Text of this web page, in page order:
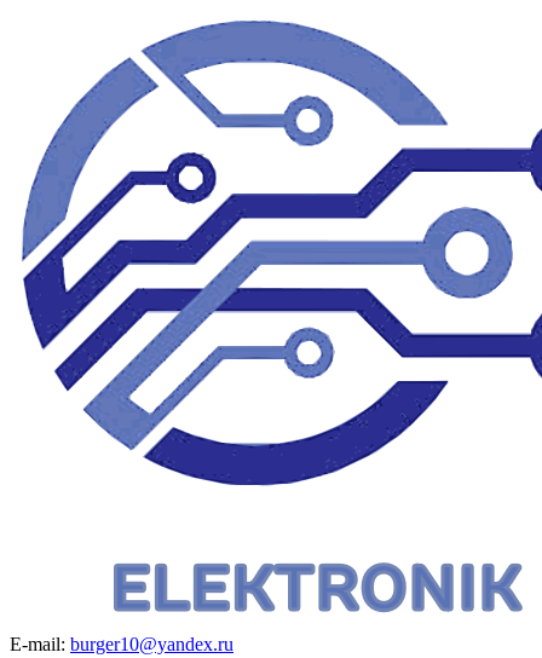
E-mail: burger10@yandex.ru